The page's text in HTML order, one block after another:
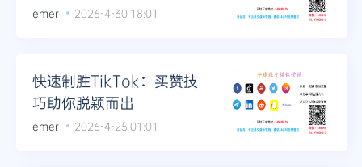
emer 2026-4-30 18:01
快速制胜TikTok：买赞技
巧助你脱颖而出
emer 2026-4-25 01:01